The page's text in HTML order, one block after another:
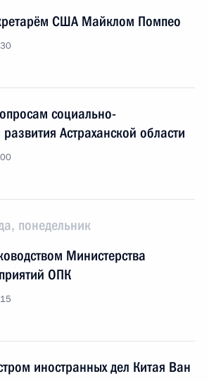
США Майклом Помпео
социально-
Астраханской области
понедельник
Министерства
ОПК
иностранных дел Китая Ван